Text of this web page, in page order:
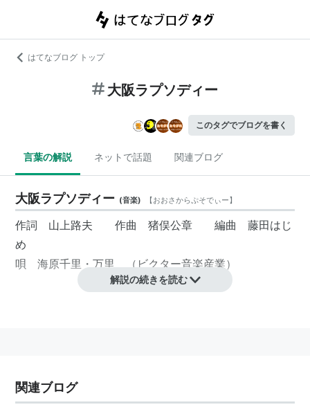
はてなブログ トップ
大阪ラプソディー
このタグでブログを書く
言葉の解説 ネットで話題 関連ブログ
大阪ラプソディー (音楽) 【おおさからぷそでぃー】
作詞 山上路夫 作曲 猪俣公章 編曲 藤田はじ
め
唄 海原千里・万里 （ビクター音楽産業）
*リスト：リスト::ハロプロ関連キーワード//固有名詞
解説の続きを読む
関連ブログ